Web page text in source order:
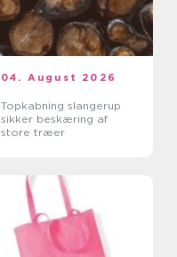
04. August 2026
Topkabning slangerup
sikker beskæring af
store træer